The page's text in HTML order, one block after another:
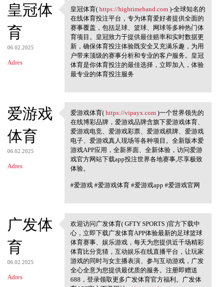
皇冠体
育
06.02.2025
Adres
皇冠体育( https://hightimeband
皇冠体育( https://hightimeband.com)-全球知名的
在线体育投注平台，专为体育爱好者提供全面的
赛事覆盖，包括足球、篮球、网球等多种热门体
育项目。皇冠致力于提供最佳赔率和实时数据更
新，确保体育投注体验既安全又充满乐趣，为用
户带来顶级的赛事分析和专业的客户服务。皇冠
体育是你体育投注的最佳选择，立即加入，体验
最专业的体育投注服务
爱游戏
体育
06.02.2025
Adres
爱游戏体育( https://vipayx.com
爱游戏体育( https://vipayx.com)一个世界领先的
在线博彩品牌，爱游戏品牌含旗下爱游戏体育、
爱游戏电竞、爱游戏彩票、爱游戏棋牌、爱游戏
电子、爱游戏真人现场等各种项目。全新版本爱
游戏APP应用，全新界面、全新体验，访问爱游
戏官方网站下载app投注世界各地赛事,尽享极致
体验。
#爱游戏 #爱游戏体育 #爱游戏app #爱游戏官网
广发体
育
06.02.2025
Adres
欢迎访问广发体育( GFTY SPORTS )
官方下载中心
欢迎访问广发体育( GFTY SPORTS )官方下载中
心，立即下载广发体育APP体验最新的足球篮球
体育赛事、娱乐游戏，每天为您提供近千场精彩
体育比分竞猜，互动娱乐在线直播平台，让玩家
游戏的同时与女主播表演、参与互动游戏，广发
全心全意为您提供最优质的服务。注册即赠送
688，登录领取更多广发体育官方福利。广发体